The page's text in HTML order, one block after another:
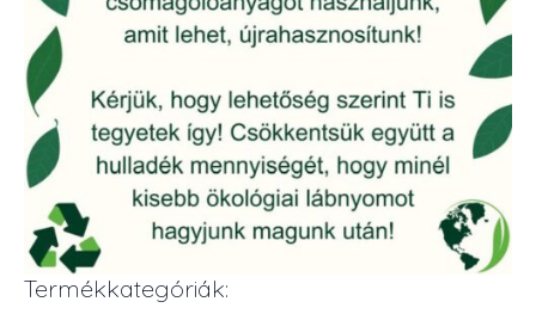
Termékkategóriák: